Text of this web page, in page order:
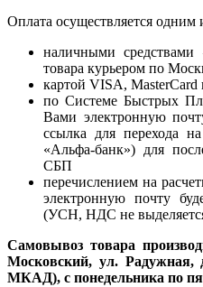
Оплата осуществляется
наличными
товара курьером по
картой VISA,
по Системе Быстрых
Вами электронную
ссылка для перехода
«Альфа-банк») для
СБП
перечислением на
электронную почту
(УСН, НДС не
Самовывоз товара
Московский, ул.
МКАД), с понедельника по